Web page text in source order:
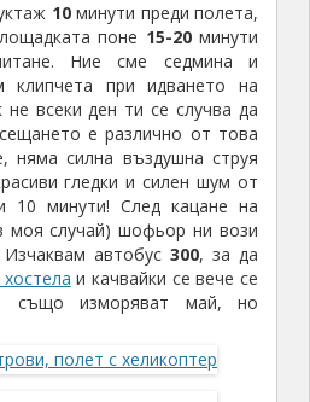
10минути преди полета,
поне 15-20минути
Ние сме седмина и
клипчета при идването на
не всеки ден ти се случва да
е различно от това
няма силна въздушна струя
гледки и силен шум от
10 минути! След кацане на
моя случай) шофьор ни вози
Изчаквам автобус300, за да
и качвайки се вече се
също изморяват май, но